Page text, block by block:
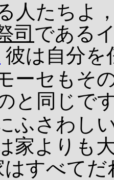
人たちよ
司 である
彼は自分を
ーセもそ
と同じで
ふさわし
家よりも
はすべて